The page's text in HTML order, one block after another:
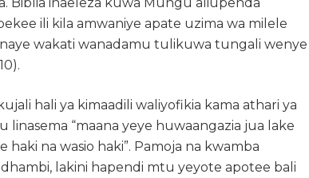
ili kila amwaniye apate uzima wa milele
wakati wanadamu tulikuwa tungali wenye
hali ya kimaadili waliyofikia kama athari ya
linasema “maana yeye huwaangazia jua lake
na wasio haki”. Pamoja na kwamba
lakini hapendi mtu yeyote apotee bali